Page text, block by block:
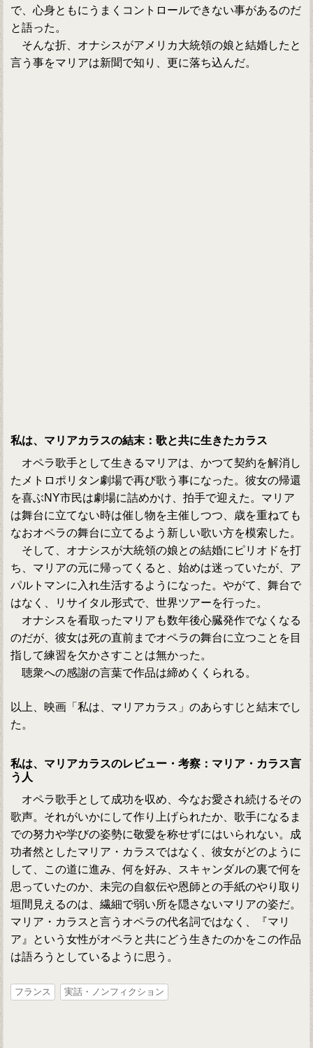
で、心身ともにうまくコントロールできない事があるのだ
と語った。
そんな折、オナシスがアメリカ大統領の娘と結婚したと
言う事をマリアは新聞で知り、更に落ち込んだ。
私は、マリアカラスの結末：歌と共に生きたカラス
オペラ歌手として生きるマリアは、かつて契約を解消し
たメトロポリタン劇場で再び歌う事になった。彼女の帰還
を喜ぶNY市民は劇場に詰めかけ、拍手で迎えた。マリア
は舞台に立てない時は催し物を主催しつつ、歳を重ねても
なおオペラの舞台に立てるよう新しい歌い方を模索した。
そして、オナシスが大統領の娘との結婚にピリオドを打
ち、マリアの元に帰ってくると、始めは迷っていたが、ア
パルトマンに入れ生活するようになった。やがて、舞台で
はなく、リサイタル形式で、世界ツアーを行った。
オナシスを看取ったマリアも数年後心臓発作でなくなる
のだが、彼女は死の直前までオペラの舞台に立つことを目
指して練習を欠かさすことは無かった。
聴衆への感謝の言葉で作品は締めくくられる。
以上、映画「私は、マリアカラス」のあらすじと結末でし
た。
私は、マリアカラスのレビュー・考察：マリア・カラス言
う人
オペラ歌手として成功を収め、今なお愛され続けるその
歌声。それがいかにして作り上げられたか、歌手になるま
での努力や学びの姿勢に敬愛を称せずにはいられない。成
功者然としたマリア・カラスではなく、彼女がどのように
して、この道に進み、何を好み、スキャンダルの裏で何を
思っていたのか、未完の自叙伝や恩師との手紙のやり取り
垣間見えるのは、繊細で弱い所を隠さないマリアの姿だ。
マリア・カラスと言うオペラの代名詞ではなく、『マリ
ア』という女性がオペラと共にどう生きたのかをこの作品
は語ろうとしているように思う。
フランス 実話・ノンフィクション